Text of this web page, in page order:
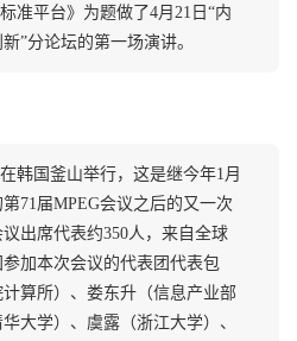
准平台》为题做了4月21日“内
”分论坛的第一场演讲。
韩国釜山举行，这是继今年1月
71届MPEG会议之后的又一次
出席代表约350人，来自全球
加本次会议的代表团代表包
算所）、娄东升（信息产业部
大学）、虞露（浙江大学）、